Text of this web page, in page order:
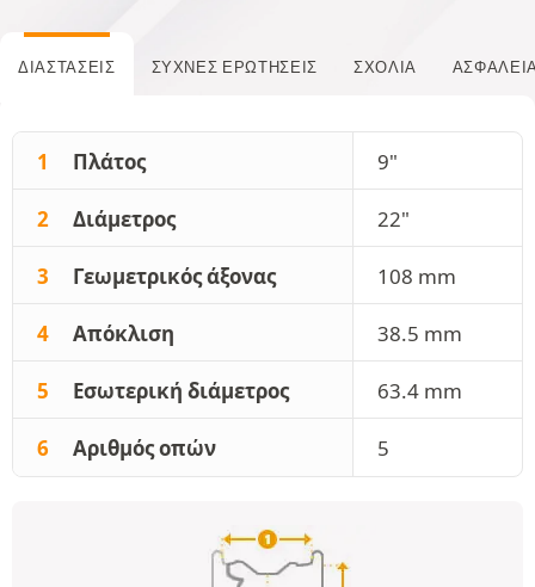
ΔΙΑΣΤΆΣΕΙΣ ΣΥΧΝΈΣ ΕΡΩΤΉΣΕΙΣ ΣΧΌΛΙΑ
1 Πλάτος 9"
2 Διάμετρος 22"
3 Γεωμετρικός άξονας 108 mm
4 Απόκλιση 38.5 mm
5 Εσωτερική διάμετρος 63.4 mm
6 Αριθμός οπών 5